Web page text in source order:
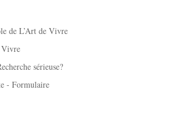
de L’Art de Vivre
sérieuse?
- Formulaire